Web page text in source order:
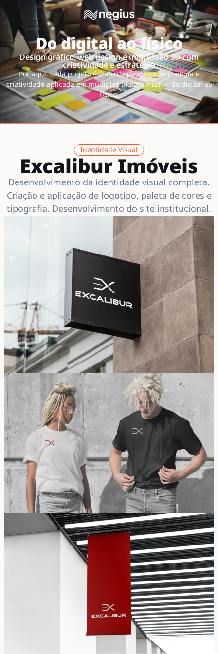
Do digital ao físico
Design gráfico, web design e impressão 3D com
criatividade e estratégia
Por aqui, cada projeto é fruto de pesquisa, estratégia e
criatividade aplicada em múltiplas plataformas — do digital ao
físico.
Identidade Visual
Excalibur Imóveis
Desenvolvimento da identidade visual completa.
Criação e aplicação de logotipo, paleta de cores e
tipografia. Desenvolvimento do site institucional.